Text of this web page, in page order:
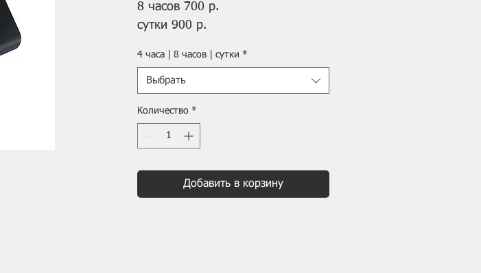
8 часов 700 р.
сутки 900 р.
Портативный SSD накопитель
Samsung серии T5 поднимает
новый уровень и открывает
новую страницу в использовании
компактной и прочной
конструкции, а также паролю на
4 часа | 8 часов | сутки *
Выбрать
Количество *
Добавить в корзину